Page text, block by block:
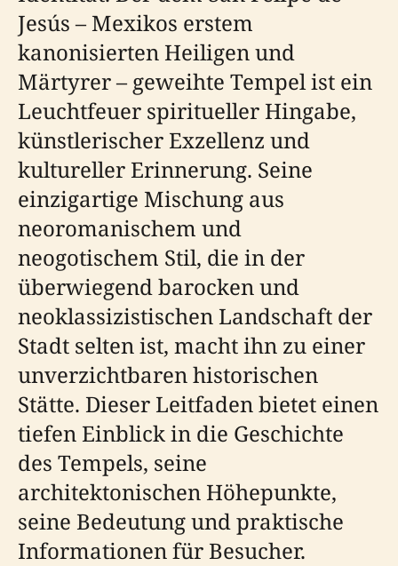
Jesús – Mexikos erstem
kanonisierten Heiligen und
Märtyrer – geweihte Tempel ist ein
Leuchtfeuer spiritueller Hingabe,
künstlerischer Exzellenz und
kultureller Erinnerung. Seine
einzigartige Mischung aus
neoromanischem und
neogotischem Stil, die in der
überwiegend barocken und
neoklassizistischen Landschaft der
Stadt selten ist, macht ihn zu einer
unverzichtbaren historischen
Stätte. Dieser Leitfaden bietet einen
tiefen Einblick in die Geschichte
des Tempels, seine
architektonischen Höhepunkte,
seine Bedeutung und praktische
Informationen für Besucher.